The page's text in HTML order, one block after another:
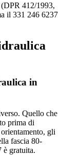
412/1993,
il 331 246 6237
in
Quello che
prima di
gli
fascia 80-
è gratuita.